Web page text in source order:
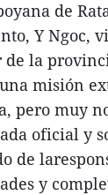
de
Y Ngoc,
de la
misión
pero muy
oficial y
de
y